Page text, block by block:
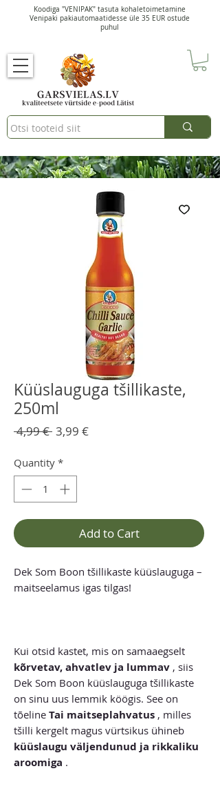
Koodiga "VENIPAK" tasuta kohaletoimetamine
Venipaki pakiautomaatidesse üle 35 EUR ostude
puhul
Küüslauguga tšillikaste,
250ml
4,99 € Regular
3,99 €Sale
Quantity *
Add to Cart
Dek Som Boon tšillikaste küüslauguga –
maitseelamus igas tilgas!
Kui otsid kastet, mis on samaaegselt
kõrvetav, ahvatlev ja lummav , siis
Dek Som Boon küüslauguga tšillikaste
on sinu uus lemmik köögis. See on
tõeline Tai maitseplahvatus , milles
tšilli kergelt magus vürtsikus ühineb
küüslaugu väljendunud ja rikkaliku
aroomiga .